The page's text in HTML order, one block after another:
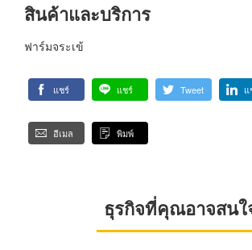
สินค้าและบริการ
ฟาร์มจระเข้
แชร์ แชร์ Tweet แ
อีเมล พิมพ์
ธุรกิจที่คุณอาจสนใ